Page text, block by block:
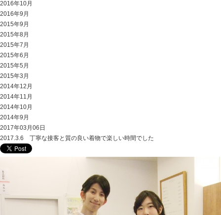
2016年10月
2016年9月
2015年9月
2015年8月
2015年7月
2015年6月
2015年5月
2015年3月
2014年12月
2014年11月
2014年10月
2014年9月
2017年03月06日
2017.3.6 丁寧な接客と質の良い着物で楽しい時間でした